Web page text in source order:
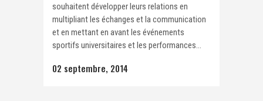
souhaitent développer leurs relations en
multipliant les échanges et la communication
et en mettant en avant les événements
sportifs universitaires et les performances...
02 septembre, 2014